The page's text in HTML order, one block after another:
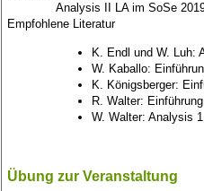
Analysis II LA im SoSe
Empfohlene Literatur
K. Endl und W. Luh:
W. Kaballo:
K. Königsberger:
R. Walter:
W. Walter: Analysis
Übung zur Veranstaltung